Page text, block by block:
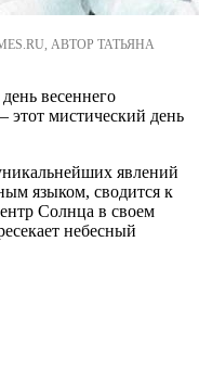
АВТОР ТАТЬЯНА
весеннего
этот мистический день
явлений
языком, сводится к
Солнца в своем
небесный